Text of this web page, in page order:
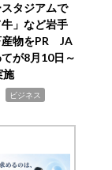
スタジアムで
牛」など岩手
産物をPR JA
が8月10日～
施
ビジネス